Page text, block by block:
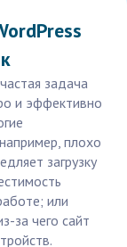
задача
и эффективно
плохо
загрузку
или
за чего сайт